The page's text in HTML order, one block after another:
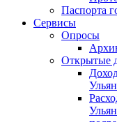
Паспорта
Сервисы
Опросы
Открытые